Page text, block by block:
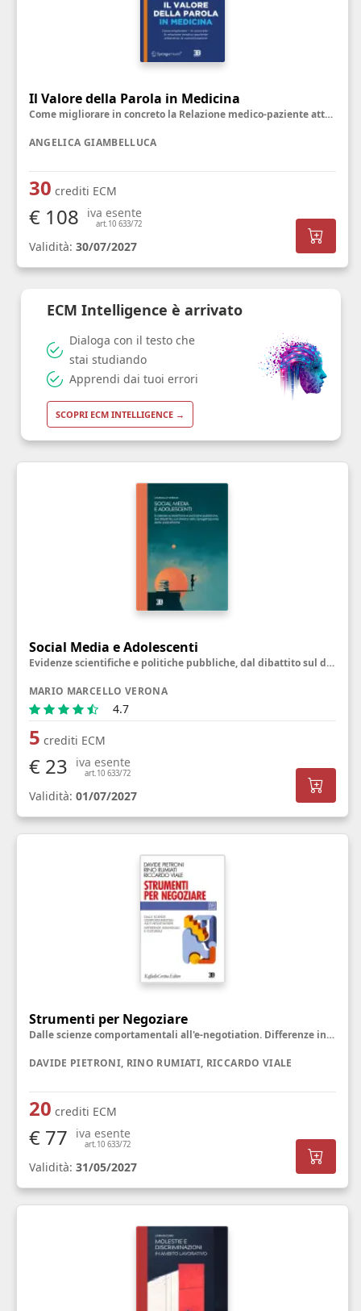
Il Valore della Parola in Medicina
Come migliorare in concreto la Relazione medico-paziente attraverso la Comunicazione
ANGELICA GIAMBELLUCA
30 crediti ECM
€ 108 iva esente
art.10 633/72
Validità: 30/07/2027
Social Media e Adolescenti
Evidenze scientifiche e politiche pubbliche, dal dibattito sul divieto alla riprogettazione delle piattaforme
MARIO MARCELLO VERONA
4.7
5 crediti ECM
€ 23 iva esente
art.10 633/72
Validità: 01/07/2027
Strumenti per Negoziare
Dalle scienze comportamentali all'e-negotiation. Differenze individuali e culturali
DAVIDE PIETRONI, RINO RUMIATI, RICCARDO VIALE
20 crediti ECM
€ 77 iva esente
art.10 633/72
Validità: 31/05/2027
ECM Intelligence è arrivato
Dialoga con il testo che
stai studiando
Apprendi dai tuoi errori
SCOPRI ECM INTELLIGENCE →